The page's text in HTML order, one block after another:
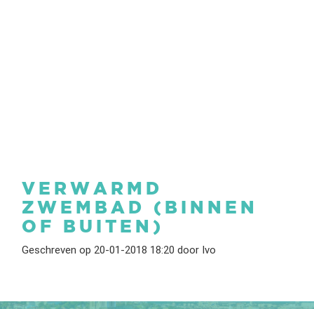
VERWARMD
ZWEMBAD (BINNEN
OF BUITEN)
Geschreven op 20-01-2018 18:20 door Ivo